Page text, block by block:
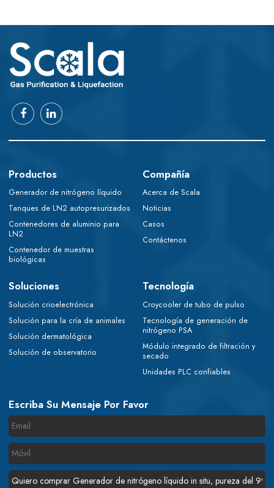
Productos
Generador de nitrógeno líquido
Tanques de LN2 autopresurizados
Contenedores de aluminio para
LN2
Contenedor de muestras
biológicas
Compañía
Acerca de Scala
Noticias
Casos
Contáctenos
Soluciones
Solución crioelectrónica
Solución para la cría de animales
Solución dermatológica
Solución de observatorio
Tecnología
Croycooler de tubo de pulso
Tecnología de generación de
nitrógeno PSA
Módulo integrado de filtración y
secado
Unidades PLC confiables
Escriba Su Mensaje Por Favor